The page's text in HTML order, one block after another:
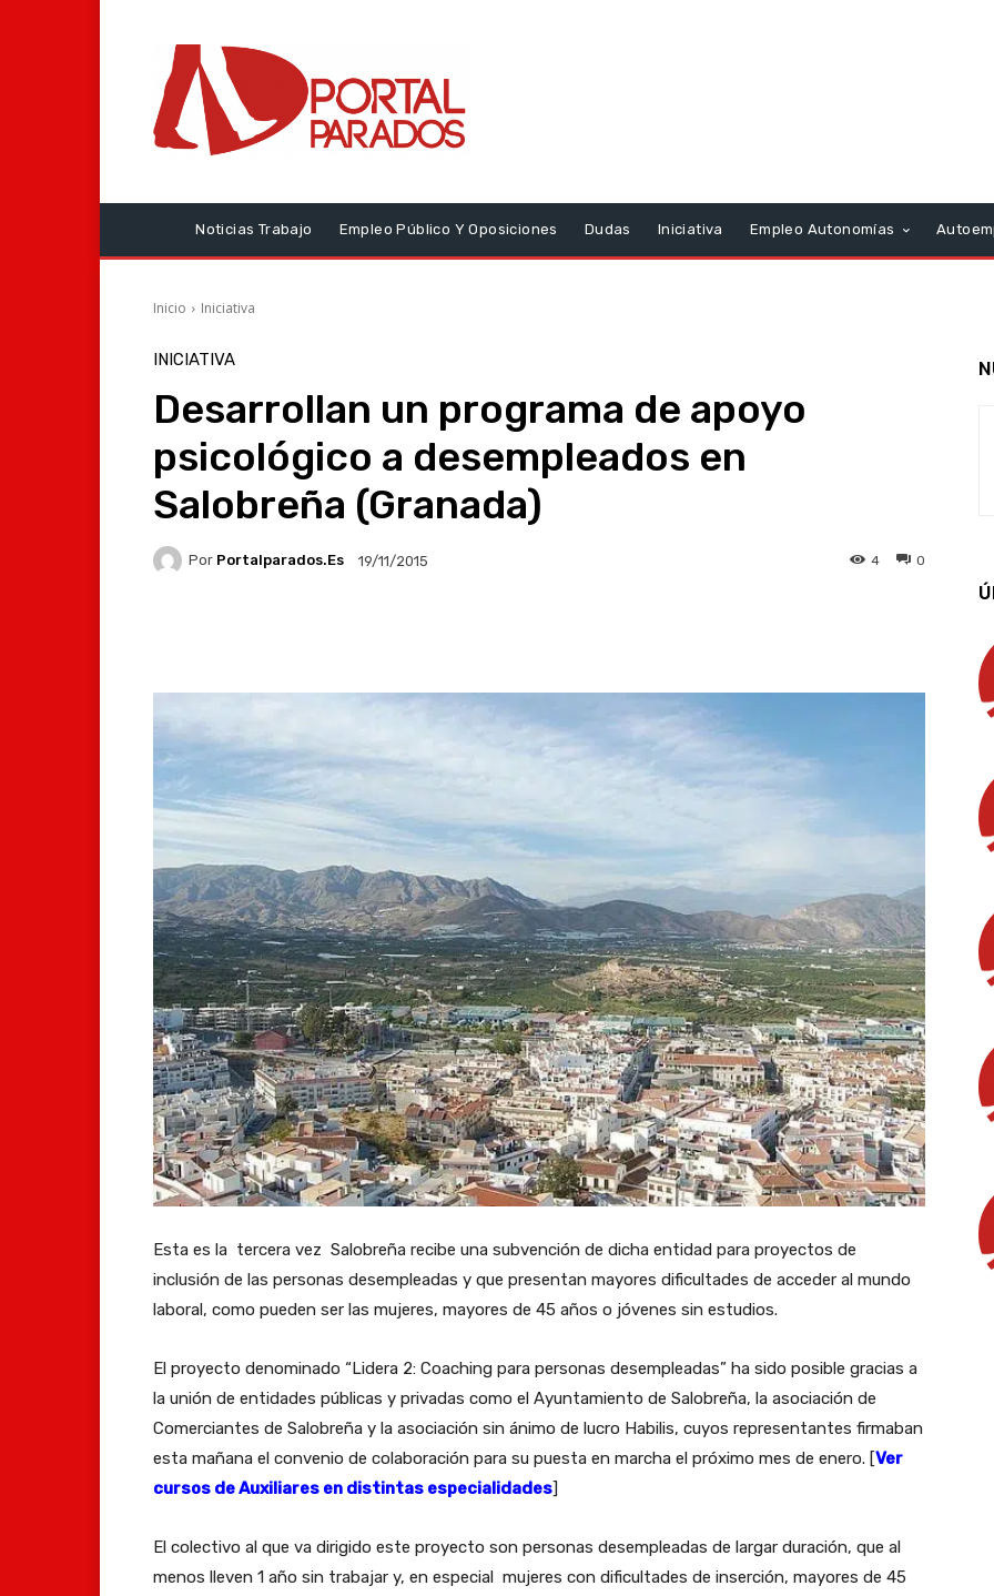
Noticias Trabajo Empleo Público Y Oposiciones Dudas Iniciativa Empleo Autonomías
Inicio Iniciativa
INICIATIVA
Desarrollan un programa de apoyo
psicológico a desempleados en
Salobreña (Granada)
Por Portalparados.es 19/11/2015 0
4
Esta es la tercera vez Salobreña recibe una subvención de dicha entidad para proyectos de
inclusión de las personas desempleadas y que presentan mayores dificultades de acceder al mundo
laboral, como pueden ser las mujeres, mayores de 45 años o jóvenes sin estudios.
El proyecto denominado “Lidera 2: Coaching para personas desempleadas” ha sido posible gracias a
la unión de entidades públicas y privadas como el Ayuntamiento de Salobreña, la asociación de
Comerciantes de Salobreña y la asociación sin ánimo de lucro Habilis, cuyos representantes firmaban
esta mañana el convenio de colaboración para su puesta en marcha el próximo mes de enero. [Ver
cursos de Auxiliares en distintas especialidades]
El colectivo al que va dirigido este proyecto son personas desempleadas de largar duración, que al
menos lleven 1 año sin trabajar y, en especial mujeres con dificultades de inserción, mayores de 45